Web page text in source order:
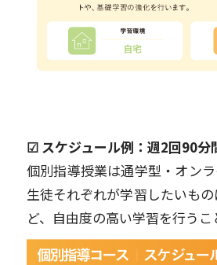
☑︎ スケジュール例：週2回90分
個別指導授業は通学型・オン
生徒それぞれが学習したいも
ど、自由度の高い学習を行う